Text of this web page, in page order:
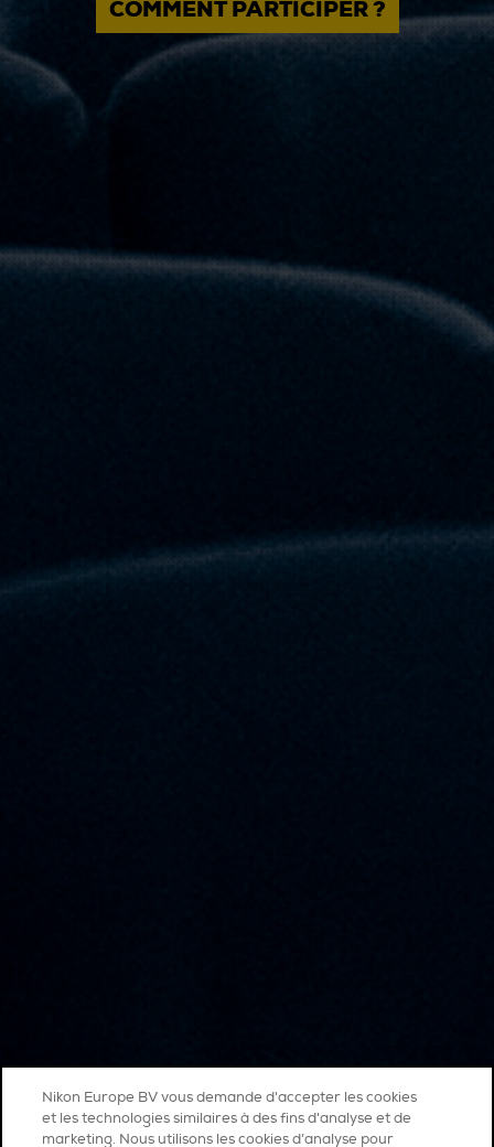
COMMENT PARTICIPER ?
Nikon Europe BV vous demande d'accepter les cookies
et les technologies similaires à des fins d'analyse et de
marketing. Nous utilisons les cookies d’analyse pour